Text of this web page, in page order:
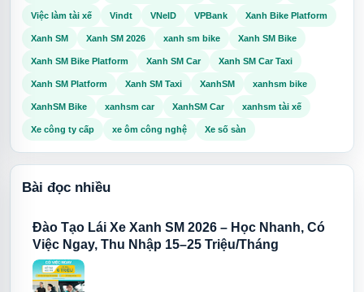
Việc làm tài xế Vindt VNeID VPBank Xanh Bike Platform
Xanh SM Xanh SM 2026 xanh sm bike Xanh SM Bike
Xanh SM Bike Platform Xanh SM Car Xanh SM Car Taxi
Xanh SM Platform Xanh SM Taxi XanhSM xanhsm bike
XanhSM Bike xanhsm car XanhSM Car xanhsm tài xế
Xe công ty cấp xe ôm công nghệ Xe số sàn
Bài đọc nhiều
Đào Tạo Lái Xe Xanh SM 2026 – Học Nhanh, Có
Việc Ngay, Thu Nhập 15–25 Triệu/Tháng